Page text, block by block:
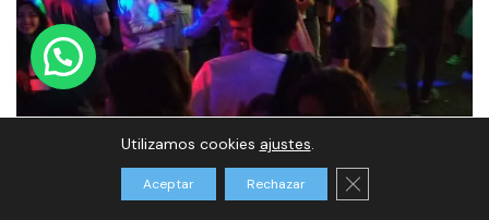
Utilizamos cookies ajustes.
Aceptar Rechazar Cerrar el banner